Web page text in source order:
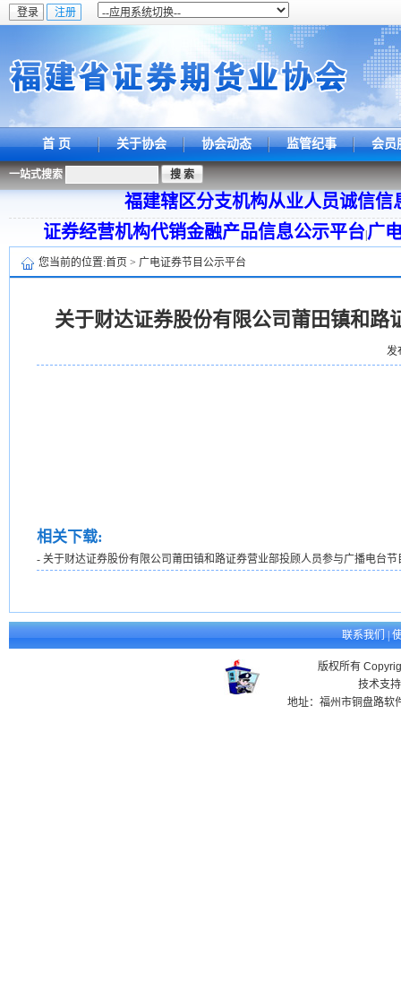
首 页 关于协会 协会动态 监管纪事 会员
一站式搜索
福建辖区分支机构从业人员诚信信
证券经营机构代销金融产品信息公示平台广
您当前的位置:首页 > 广电证券节目公示平台
关于财达证券股份有限公司莆田镇和
发
相关下载:
- 关于财达证券股份有限公司莆田镇和路证券营业部投顾人员参与广播电台节
联系我们|
版权所有
技术支
地址：福州市铜盘路软